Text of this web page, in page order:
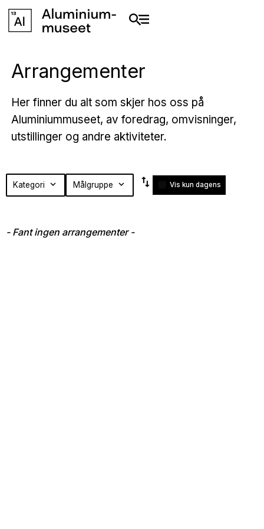
Arrangementer
Her finner du alt som skjer hos oss på
Aluminiummuseet, av foredrag, omvisninger,
utstillinger og andre aktiviteter.
ingen
Kategori expand_more Målgruppe expand_more swap_vert Vis kun dagens
- Fant ingen arrangementer -